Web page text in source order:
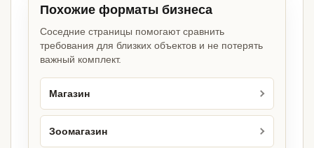
Похожие форматы бизнеса
Соседние страницы помогают сравнить
требования для близких объектов и не потерять
важный комплект.
Магазин
Зоомагазин